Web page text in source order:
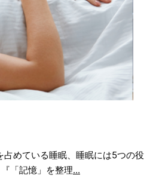
めている睡眠、睡眠には5つの役
「記憶」を整理...